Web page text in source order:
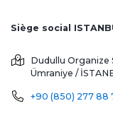
Siège social
Dudullu Organize
Ümraniye /
+90 (850) 277 88